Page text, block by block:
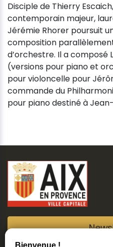
Disciple de Thierry
contemporain majeur,
Jérémie Rhorer poursuit
composition
d’orchestre. Il a composé
(versions pour piano et
pour violoncelle pour
commande du
pour piano destiné à